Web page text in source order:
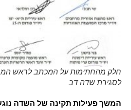
חלק מהחתימות על המכתב לראש
לסגירת שדה דב
המשך פעילות תקינה של השדה נוגעת